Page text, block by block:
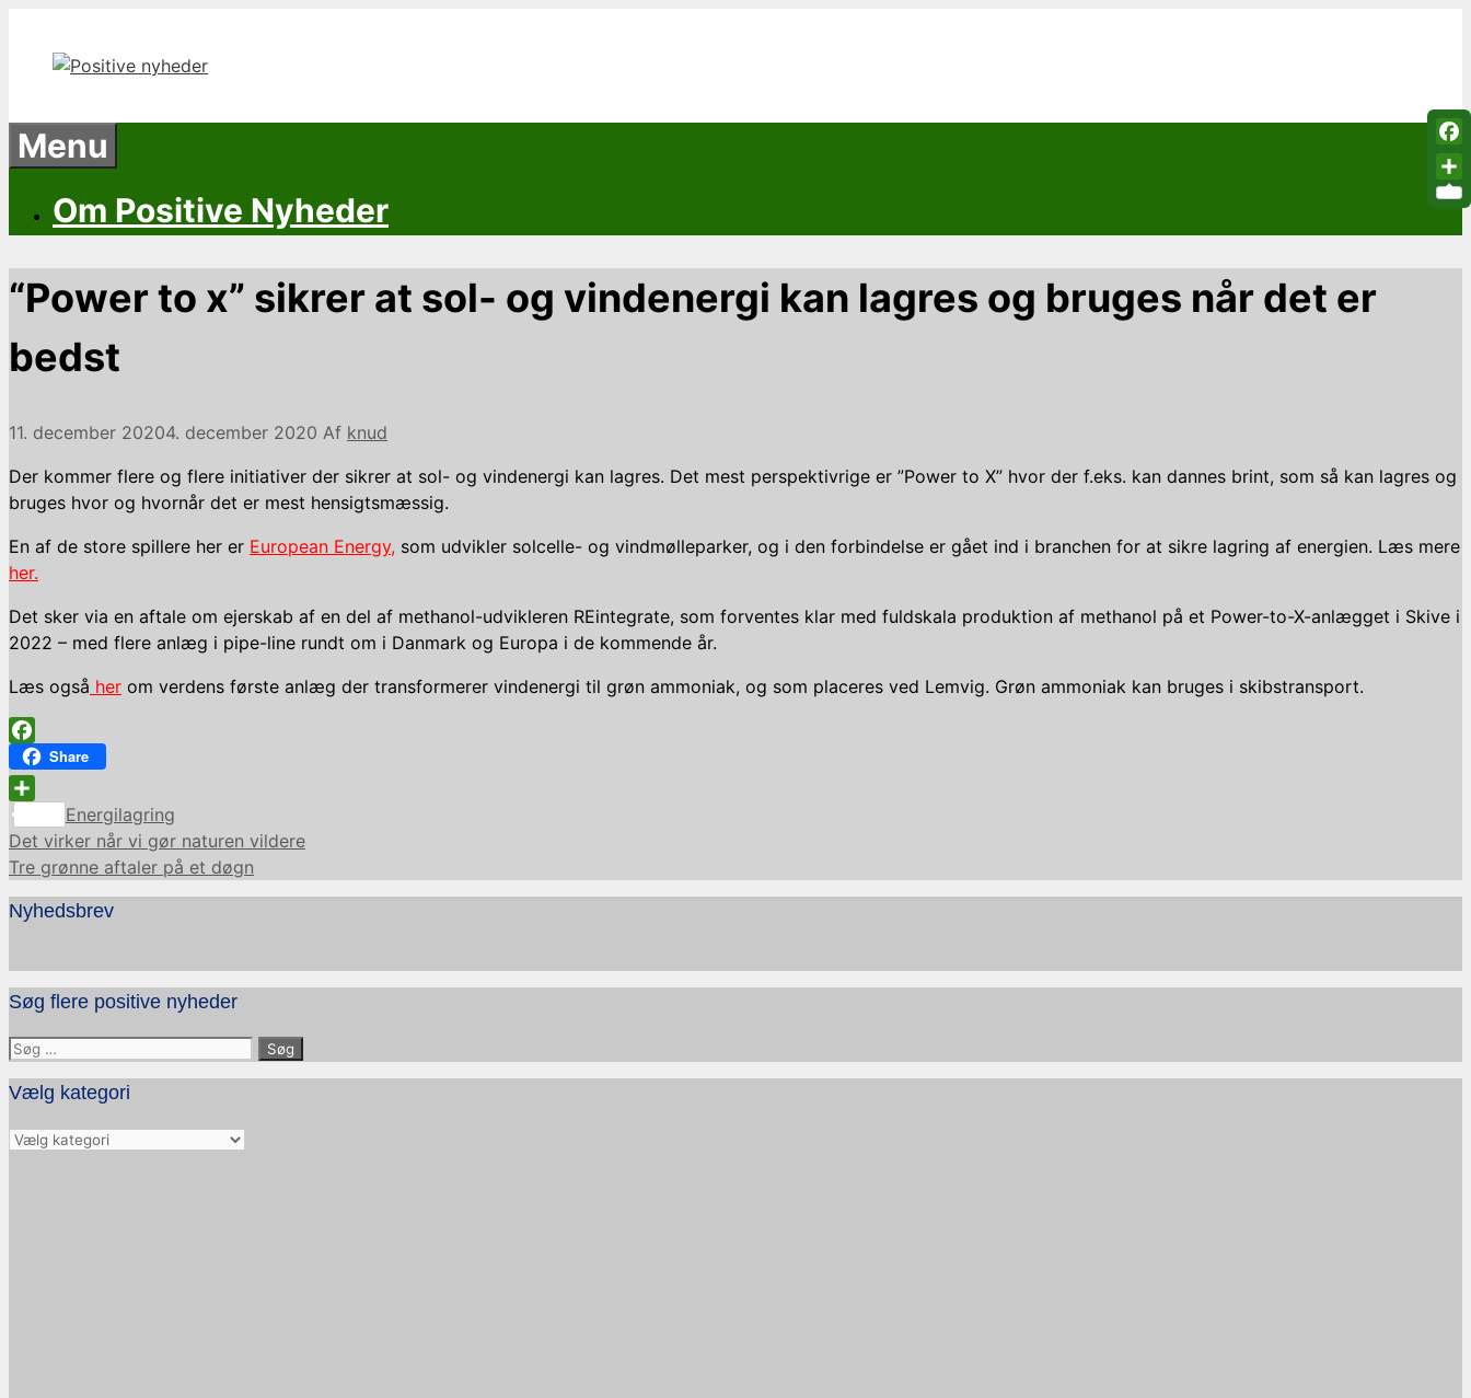
indhold
Menu
Om Positive Nyheder
“Power to x” sikrer at sol- og vindenergi kan lagres og bruges når det er
bedst
11. december 20204. december 2020 Af knud
Der kommer flere og flere initiativer der sikrer at sol- og vindenergi kan lagres. Det mest perspektivrige er ”Power to X” hvor der f.eks. kan dannes brint, som så kan lagres og
bruges hvor og hvornår det er mest hensigtsmæssig.
En af de store spillere her er European Energy, som udvikler solcelle- og vindmølleparker, og i den forbindelse er gået ind i branchen for at sikre lagring af energien. Læs mere
her.
Det sker via en aftale om ejerskab af en del af methanol-udvikleren REintegrate, som forventes klar med fuldskala produktion af methanol på et Power-to-X-anlægget i Skive i
2022 – med flere anlæg i pipe-line rundt om i Danmark og Europa i de kommende år.
Læs også her om verdens første anlæg der transformerer vindenergi til grøn ammoniak, og som placeres ved Lemvig. Grøn ammoniak kan bruges i skibstransport.
Facebook
Share
Share
Kategorier
Energilagring
Det virker når vi gør naturen vildere
Tre grønne aftaler på et døgn
Nyhedsbrev
Søg flere positive nyheder
Søg
efter:
Vælg kategori
Vælg